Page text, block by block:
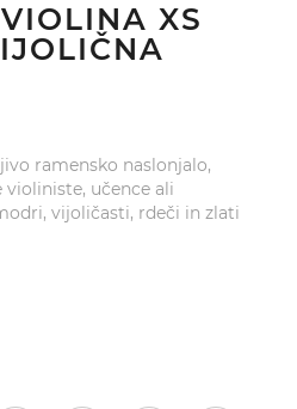
XS
ramensko naslonjalo,
violiniste, učence ali
vijoličasti, rdeči in zlati